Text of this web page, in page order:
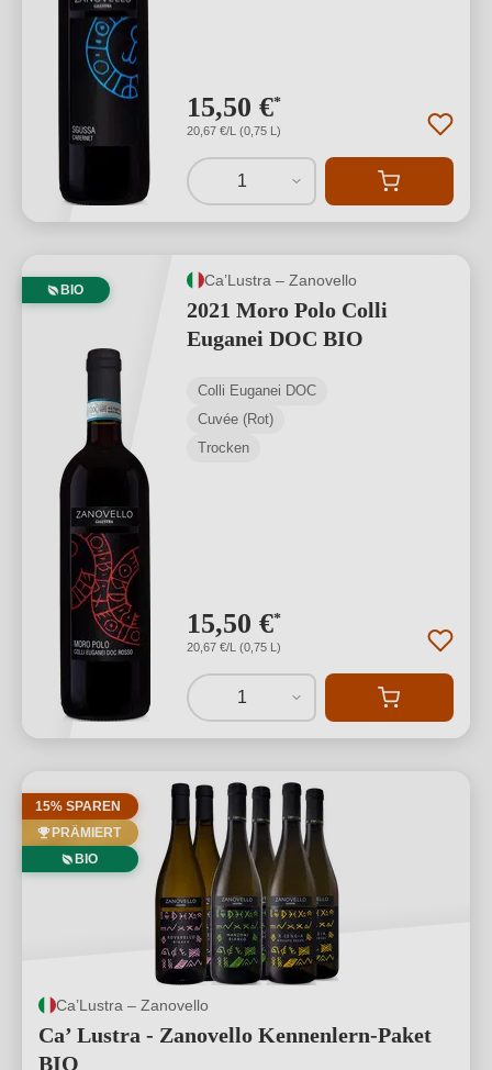
15,50 €*
20,67 €/L (0,75 L)
1
BIO
Ca’Lustra – Zanovello
2021 Moro Polo Colli
Euganei DOC BIO
Colli Euganei DOC
Cuvée (Rot)
Trocken
15,50 €*
20,67 €/L (0,75 L)
1
15% SPAREN
PRÄMIERT
BIO
Ca’Lustra – Zanovello
Ca’ Lustra - Zanovello Kennenlern-Paket
BIO